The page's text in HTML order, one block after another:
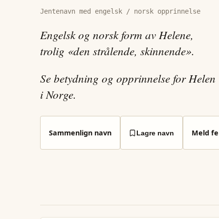
Jentenavn med engelsk / norsk opprinnelse
Engelsk og norsk form av Helene,
trolig «den strålende, skinnende».
Se betydning og opprinnelse for Helen
i Norge.
Sammenlign navn Lagre navn Meld